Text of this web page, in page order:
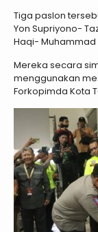
Tiga paslon
Yon Supriyono-
Haqi- Muhammad
Mereka secara
menggunakan
Forkopimda Kota